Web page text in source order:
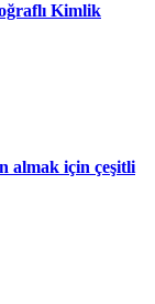
Kimlik
almak için çeşitli